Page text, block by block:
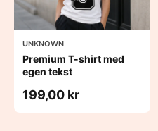
UNKNOWN
Premium T-shirt med
egen tekst
199,00 kr